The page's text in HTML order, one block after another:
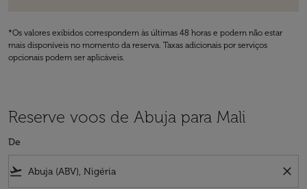
*Os valores exibidos correspondem às últimas 48 horas e podem não estar
mais disponíveis no momento da reserva. Taxas adicionais por serviços
opcionais podem ser aplicáveis.
Reserve voos de Abuja para Mali
De
flight_takeoff close